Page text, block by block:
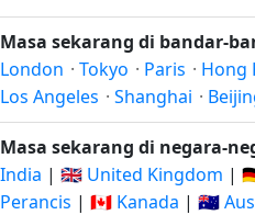
Masa sekarang di bandar-
London · Tokyo · Paris · Hong
Los Angeles · Shanghai ·
Masa sekarang di negara-
India | 🇬🇧 United Kingdom |
Perancis | 🇨🇦 Kanada | 🇦🇺